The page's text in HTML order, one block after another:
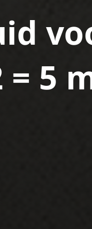
= 5